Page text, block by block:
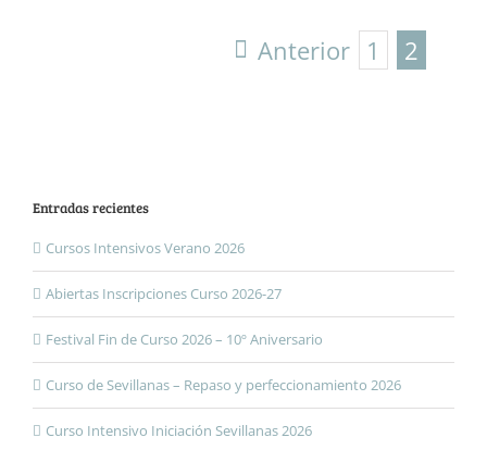
Anterior 1 2
Entradas recientes
Cursos Intensivos Verano 2026
Abiertas Inscripciones Curso 2026-27
Festival Fin de Curso 2026 – 10º Aniversario
Curso de Sevillanas – Repaso y perfeccionamiento 2026
Curso Intensivo Iniciación Sevillanas 2026